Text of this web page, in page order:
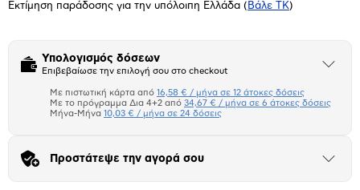
Εκτίμηση παράδοσης για την υπόλοιπη Ελλάδα ( Βάλε ΤΚ)
Υπολογισμός δόσεων
Επιβεβαίωσε την επιλογή σου στο checkout
Άνοιξε
Πιστωτική κάρτα
Μήνα Μήνα
Με πιστωτική κάρτα από 16,58 € / μήνα σε 12 άτοκες δόσεις
Με το πρόγραμμα Δια 4+2 από 34,67 € / μήνα σε 6 άτοκες δόσεις
Μήνα-Μήνα 10,03 € / μήνα σε 24 δόσεις
Προστάτεψε την αγορά σου
Άνοιξε